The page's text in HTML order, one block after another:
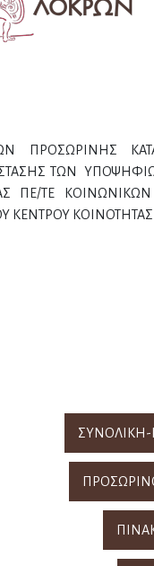
ΠΡΟΣΩΡΙΝΗΣ
ΤΩΝ
ΠΕ/ΤΕ
ΚΕΝΤΡΟΥ
ΣΥΝΟΛΙΚΗ-